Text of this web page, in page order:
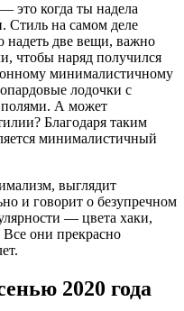
когда ты надела
Стиль на самом деле
надеть две вещи, важно
чтобы наряд получился
минималистичному
лодочки с
А может
Благодаря таким
минималистичный
выглядит
и говорит о безупречном
— цвета хаки,
они прекрасно
2020 года